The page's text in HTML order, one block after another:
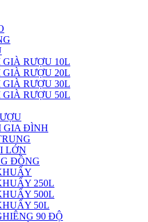
RƯỢU 10L
RƯỢU 20L
RƯỢU 30L
RƯỢU 50L
GIA ĐÌNH
LỚN
ĐỒNG
250L
500L
50L
90 ĐỘ